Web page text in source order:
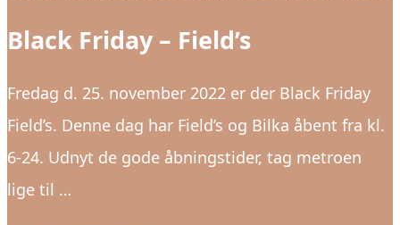
Black Friday – Field’s
Fredag d. 25. november 2022 er der Black Friday
Field’s. Denne dag har Field’s og Bilka åbent fra kl.
6-24. Udnyt de gode åbningstider, tag metroen
lige til …